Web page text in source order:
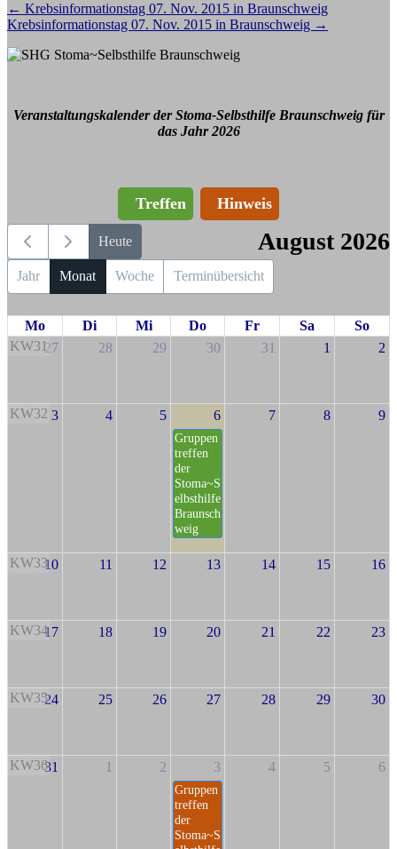
Beitragsnavigation
← Krebsinformationstag 07. Nov. 2015 in Braunschweig
Krebsinformationstag 07. Nov. 2015 in Braunschweig →
Veranstaltungskalender der Stoma-Selbsthilfe Braunschweig für
das Jahr 2026
Treffen Hinweis
Heute August 2026
Jahr Monat Woche Terminübersicht
Mo Di Mi Do Fr Sa
So
KW3127 28 29 30 31 1 2
KW32 3 4 5 6
Gruppen
treffen
der
Stoma~S
elbsthilfe
Braunsch
weig
7 8 9
KW3310 11 12 13 14 15 16
KW3417 18 19 20 21 22 23
KW3524 25 26 27 28 29 30
KW3631 1 2 3
Gruppen
treffen
der
Stoma~S
4 5 6